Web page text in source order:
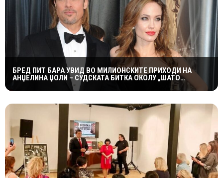
БРЕД ПИТ БАРА УВИД ВО МИЛИОНСКИТЕ ПРИХОДИ НА
АНЏЕЛИНА ЏОЛИ – СУДСКАТА БИТКА ОКОЛУ „ШАТО
МИРАВАЛ“ ДОБИВА НОВ ПРЕСВРТ